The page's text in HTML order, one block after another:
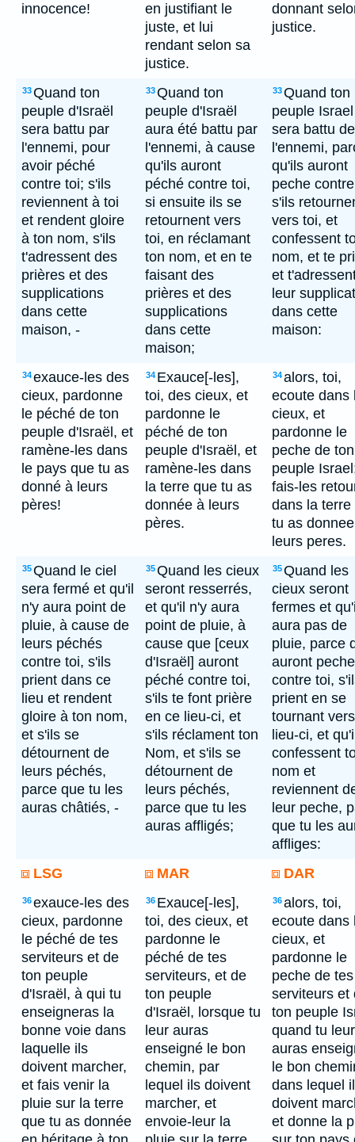
innocence!
en justifiant le
juste, et lui
rendant selon sa
justice.
donnant
justice.
33Quand ton
peuple d'Israël
sera battu par
l'ennemi, pour
avoir péché
contre toi; s'ils
reviennent à toi
et rendent gloire
à ton nom, s'ils
t'adressent des
prières et des
supplications
dans cette
maison, -
33Quand ton
peuple d'Israël
aura été battu par
l'ennemi, à cause
qu'ils auront
péché contre toi,
si ensuite ils se
retournent vers
toi, en réclamant
ton nom, et en te
faisant des
prières et des
supplications
dans cette
maison;
33Quand ton
peuple Israel
sera battu
l'ennemi,
qu'ils auront
peche
s'ils
vers toi, et
confessent
nom, et te
et
leur
dans cette
maison:
34exauce-les des
cieux, pardonne
le péché de ton
peuple d'Israël, et
ramène-les dans
le pays que tu as
donné à leurs
pères!
34 Exauce[-les],
toi, des cieux, et
pardonne le
péché de ton
peuple d'Israël, et
ramène-les dans
la terre que tu as
donnée à leurs
pères.
34alors, toi,
ecoute dans
cieux, et
pardonne le
peche de ton
peuple
fais-les
dans la terre
tu as
leurs peres.
35Quand le ciel
sera fermé et qu'il
n'y aura point de
pluie, à cause de
leurs péchés
contre toi, s'ils
prient dans ce
lieu et rendent
gloire à ton nom,
et s'ils se
détournent de
leurs péchés,
parce que tu les
auras châtiés, -
35Quand les cieux
seront resserrés,
et qu'il n'y aura
point de pluie, à
cause que [ceux
d'Israël] auront
péché contre toi,
s'ils te font prière
en ce lieu-ci, et
s'ils réclament ton
Nom, et s'ils se
détournent de
leurs péchés,
parce que tu les
auras affligés;
35Quand les
cieux seront
fermes et
aura pas de
pluie, parce
auront peche
contre toi,
prient en se
tournant
lieu-ci, et
confessent
nom et
reviennent
leur peche,
que tu les
affliges:
LSG
MAR DAR
36exauce-les des
cieux, pardonne
le péché de tes
serviteurs et de
ton peuple
d'Israël, à qui tu
enseigneras la
bonne voie dans
laquelle ils
doivent marcher,
et fais venir la
pluie sur la terre
que tu as donnée
36 Exauce[-les],
toi, des cieux, et
pardonne le
péché de tes
serviteurs, et de
ton peuple
d'Israël, lorsque tu
leur auras
enseigné le bon
chemin, par
lequel ils doivent
marcher, et
envoie-leur la
36alors, toi,
ecoute dans
cieux, et
pardonne le
peche de tes
serviteurs et
ton peuple
quand tu leur
auras
le bon
dans lequel
doivent
et donne la